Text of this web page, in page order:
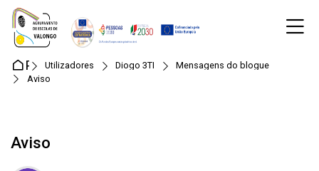
Skip to navigation
Skip to login form
Ir para o conteúdo principal
Skip to accessibility options
Skip to footer
Skip accessibility options
Página principal
Utilizadores Diogo 3TI
Mensagens do blogue
Aviso
Aviso